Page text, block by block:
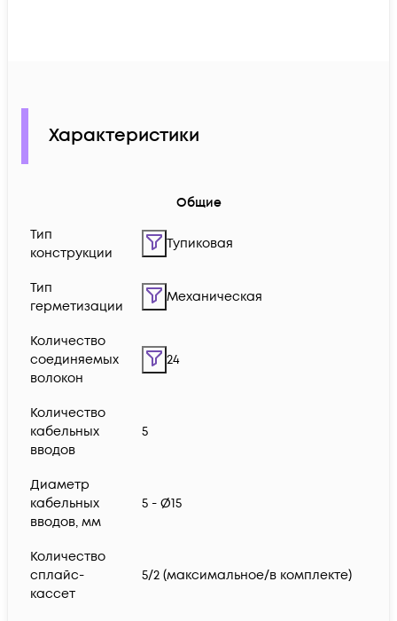
Характеристики
Общие
Тип
конструкции
Тупиковая
Тип
герметизации
Механическая
Количество
соединяемых
волокон
24
Количество
кабельных
вводов
5
Диаметр
кабельных
вводов, мм
5 - Ø15
Количество
сплайс-
кассет
5/2 (максимальное/в комплекте)